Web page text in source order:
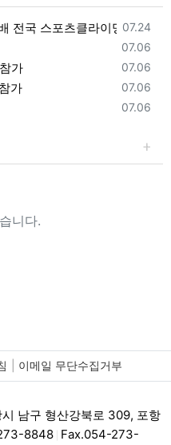
등록일
07.24
전국 스포츠클라이밍대회 개
등록일
07.06
등록일
07.06
가
등록일
07.06
가
등록일
07.06
니다.
이메일 무단수집거부
남구 형산강북로 309, 포항
8848 Fax.054-273-